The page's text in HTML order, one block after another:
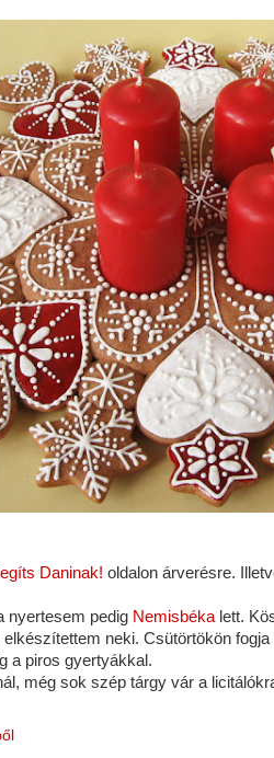
Daninak! oldalon árverésre.
nyertesem pedig Nemisbéka lett.
neki. Csütörtökön
a piros gyertyákkal.
még sok szép tárgy vár a